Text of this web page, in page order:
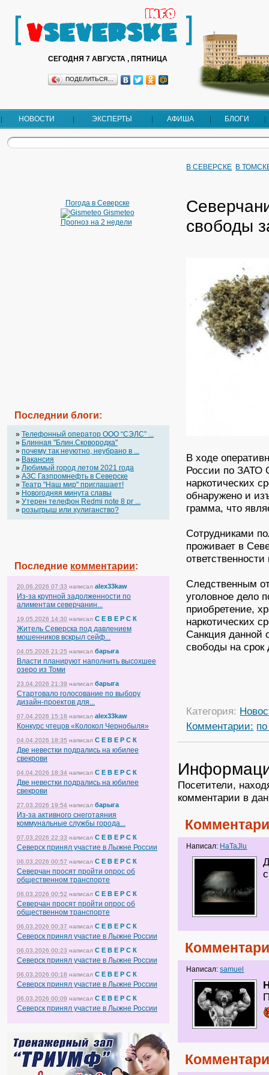
СЕГОДНЯ 7 АВГУСТА , ПЯТНИЦА
ПОДЕЛИТЬСЯ…
НОВОСТИ ЭКСПЕРТЫ АФИША БЛОГИ
Погода в Северске
Gismeteo
Прогноз на 2 недели
Последнии блоги:
» Телефонный оператор OOO “СЭЛС” ...
» Блинная "Блин.Сковородка"
» почему так неуютно, неубрано в ...
» Вакансия
» Любимый город летом 2021 года
» АЗС Газпромнефть в Северске
» Театр "Наш мир" приглашает!
» Новогодняя минута славы
» Утерен телефон Redmi note 8 pr ...
» розыгрыш или хулиганство?
Последние комментарии:
20.06.2026 07:33 написал alex33kaw
Из-за крупной задолженности по
алиментам северчанин...
19.05.2026 14:30 написал С Е В Е Р С К
Житель Северска под давлением
мошенников вскрыл сейф...
04.05.2026 21:25 написал барыга
Власти планируют наполнить высохшее
озеро из Томи
23.04.2026 21:39 написал барыга
Стартовало голосование по выбору
дизайн-проектов для...
07.04.2026 15:18 написал alex33kaw
Конкурс чтецов «Колокол Чернобыля»
04.04.2026 18:35 написал С Е В Е Р С К
Две невестки подрались на юбилее
свекрови
04.04.2026 18:34 написал С Е В Е Р С К
Две невестки подрались на юбилее
свекрови
27.03.2026 19:54 написал барыга
Из-за активного снеготаяния
коммунальные службы города...
07.03.2026 22:33 написал С Е В Е Р С К
Северск принял участие в Лыжне России
06.03.2026 00:57 написал С Е В Е Р С К
Северчан просят пройти опрос об
общественном транспорте
06.03.2026 00:52 написал С Е В Е Р С К
Северчан просят пройти опрос об
общественном транспорте
06.03.2026 00:37 написал С Е В Е Р С К
Северск принял участие в Лыжне России
06.03.2026 00:23 написал С Е В Е Р С К
Северск принял участие в Лыжне России
06.03.2026 00:18 написал С Е В Е Р С К
Северск принял участие в Лыжне России
06.03.2026 00:09 написал С Е В Е Р С К
Северск принял участие в Лыжне России
В СЕВЕРСКЕ В
свободы
В ходе
России по ЗАТО
наркотических
обнаружено и
грамма, что
Сотрудниками
проживает в
Следственным
уголовное дело
приобретение,
наркотических
Санкция данной
свободы на срок
Категория:
Комментарии:
Посетители,
комментарии в
Написал: HaTaJlu
Написал:samuel